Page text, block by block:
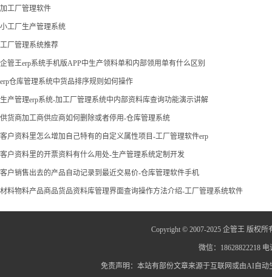
加工厂管理软件
小工厂生产管理系统
工厂管理系统推荐
企管王erp系统手机版APP中生产领料单和内部领用单有什么区别
erp仓库管理系统中货品排序规则如何操作
生产管理erp系统-加工厂管理系统中内部资料库查询功能演示讲解
供货商加工商供应商如何删除或者停用-仓库管理系统
客户资料里怎么增加自己特有的自定义属性项目-工厂管理软件erp
客户资料里的开票资料有什么用处-生产管理系统定制开发
客户销售出去的产品自动记录到最近交易价-仓库管理软件手机
材料物料产品商品货品资料库管理界面查询操作方法介绍-工厂管理系统软件
Copyright © 2007-2025 企管王 版权所
微信：18628822218
免责声明：本站有部份文章来源于互联网或由AI自